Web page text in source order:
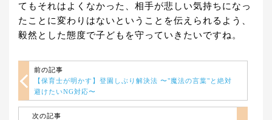
てもそれはよくなかった、相手が悲しい気持ちになっ
たことに変わりはないということを伝えられるよう、
毅然とした態度で子どもを守っていきたいですね。
前の記事
【保育士が明かす】登園しぶり解決法 〜"魔法の言葉"と絶対
避けたいNG対応〜
次の記事